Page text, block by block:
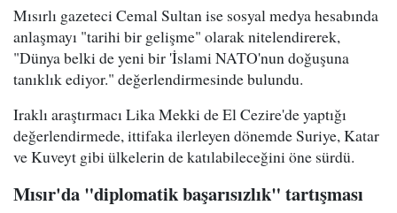
Mısırlı gazeteci Cemal Sultan ise sosyal medya hesabında
anlaşmayı "tarihi bir gelişme" olarak nitelendirerek,
"Dünya belki de yeni bir 'İslami NATO'nun doğuşuna
tanıklık ediyor." değerlendirmesinde bulundu.
Iraklı araştırmacı Lika Mekki de El Cezire'de yaptığı
değerlendirmede, ittifaka ilerleyen dönemde Suriye, Katar
ve Kuveyt gibi ülkelerin de katılabileceğini öne sürdü.
Mısır'da "diplomatik başarısızlık" tartışması